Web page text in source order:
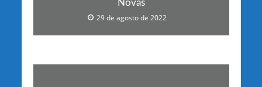
Novas
29 de agosto de 2022